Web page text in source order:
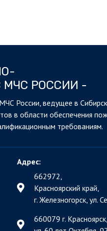
МЧС РОССИИ -
России, ведущее в
в области обеспечения
требованиям.
Адрес:
662972,
Красноярский край,
г. Железногорск, ул.
660079 г. Красноярск,